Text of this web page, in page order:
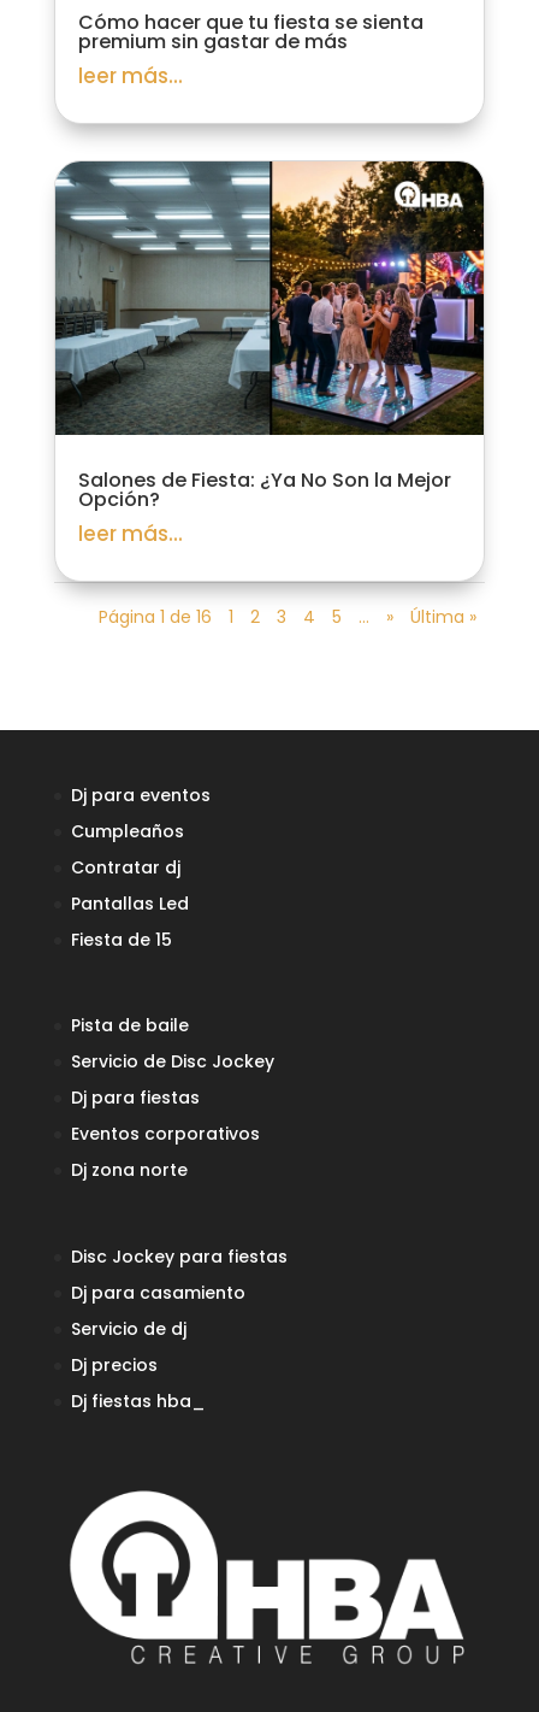
Cómo hacer que tu fiesta se sienta
premium sin gastar de más
leer más...
Salones de Fiesta: ¿Ya No Son la Mejor
Opción?
leer más...
Página 1 de 16 1 2 3 4 5 ... » Última »
Dj para eventos
Cumpleaños
Contratar dj
Pantallas Led
Fiesta de 15
Pista de baile
Servicio de Disc Jockey
Dj para fiestas
Eventos corporativos
Dj zona norte
Disc Jockey para fiestas
Dj para casamiento
Servicio de dj
Dj precios
Dj fiestas hba_